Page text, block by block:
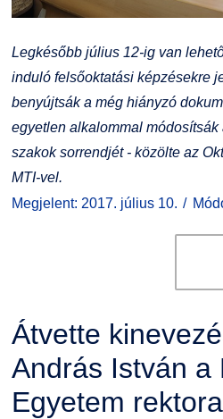
Legkésőbb július 12-ig van
induló felsőoktatási képzésekre
benyújtsák a még hiányzó
egyetlen alkalommal
szakok sorrendjét - közölte az
MTI-vel.
Megjelent: 2017. július 10.
Átvette
András István a
Egyetem rektora